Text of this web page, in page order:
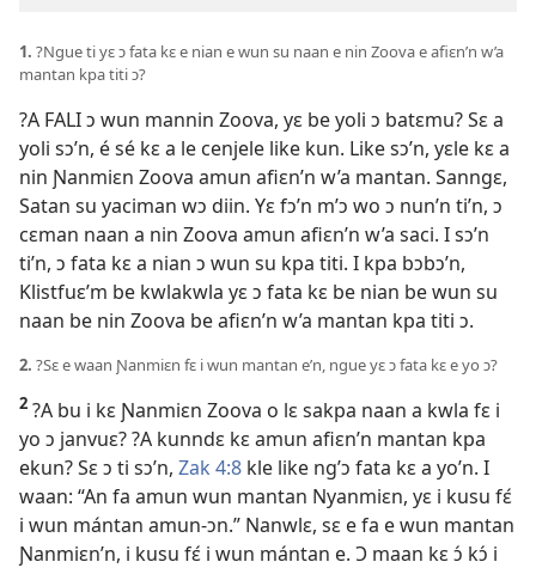
1. ?Ngue ti yɛ ɔ fata kɛ e nian e wun su naan e nin Zoova e afiɛn’n w’a
mantan kpa titi ɔ?
?A FALI ɔ wun mannin Zoova, yɛ be yoli ɔ batɛmu? Sɛ a
yoli sɔ’n, é sé kɛ a le cenjele like kun. Like sɔ’n, yɛle kɛ a
nin Ɲanmiɛn Zoova amun afiɛn’n w’a mantan. Sanngɛ,
Satan su yaciman wɔ diin. Yɛ fɔ’n m’ɔ wo ɔ nun’n ti’n, ɔ
cɛman naan a nin Zoova amun afiɛn’n w’a saci. I sɔ’n
ti’n, ɔ fata kɛ a nian ɔ wun su kpa titi. I kpa bɔbɔ’n,
Klistfuɛ’m be kwlakwla yɛ ɔ fata kɛ be nian be wun su
naan be nin Zoova be afiɛn’n w’a mantan kpa titi ɔ.
2. ?Sɛ e waan Ɲanmiɛn fɛ i wun mantan e’n, ngue yɛ ɔ fata kɛ e yo ɔ?
2 ?A bu i kɛ Ɲanmiɛn Zoova o lɛ sakpa naan a kwla fɛ i
yo ɔ janvuɛ? ?A kunndɛ kɛ amun afiɛn’n mantan kpa
ekun? Sɛ ɔ ti sɔ’n, Zak 4:8 kle like ng’ɔ fata kɛ a yo’n. I
waan: “An fa amun wun mantan Nyanmiɛn, yɛ i kusu fɛ́
i wun mántan amun-ɔn.” Nanwlɛ, sɛ e fa e wun mantan
Ɲanmiɛn’n, i kusu fɛ́ i wun mántan e. Ɔ maan kɛ ɔ́ kɔ́ i